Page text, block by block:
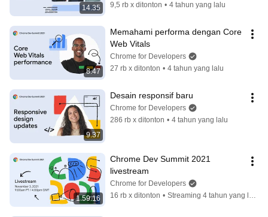
14.35
9,5 rb x ditonton • 4 tahun yang lalu
8.47
Memahami performa dengan Core
Web Vitals
Chrome for Developers
27 rb x ditonton • 4 tahun yang lalu
9.37
Desain responsif baru
Chrome for Developers
286 rb x ditonton • 4 tahun yang lalu
1.59.16
Chrome Dev Summit 2021
livestream
Chrome for Developers
16 rb x ditonton • Streaming 4 tahun yang lalu